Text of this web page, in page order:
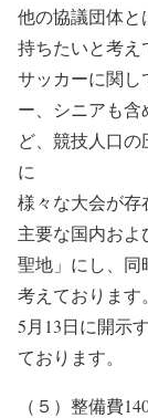
他の協議団体と
持ちたいと考え
サッカーに関し
ー、シニアも
ど、競技人口
に
様々な大会が存
主要な国内お
聖地」にし、同
考えております
5月13日に開示
ております。
（５）整備費